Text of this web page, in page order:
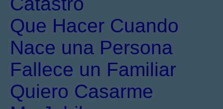
Que Hacer Cuando
Nace una Persona
Fallece un Familiar
Quiero Casarme